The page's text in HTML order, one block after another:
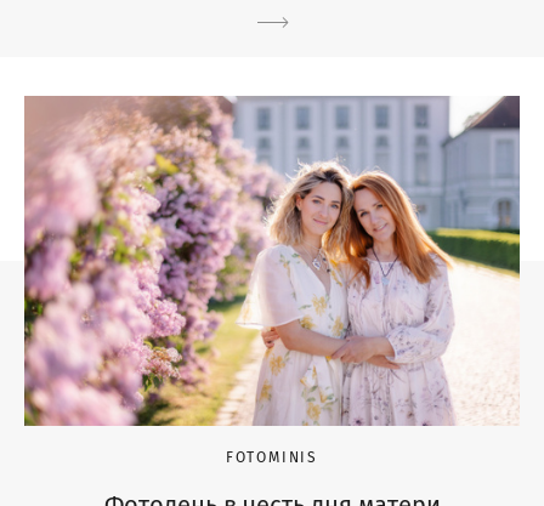
FOTOMINIS